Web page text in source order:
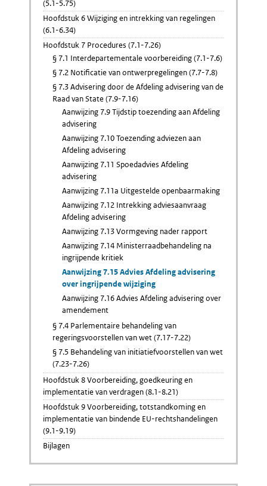
(5.1-5.75)
Hoofdstuk 6 Wijziging en intrekking van regelingen
(6.1-6.34)
Hoofdstuk 7 Procedures (7.1-7.26)
§ 7.1 Interdepartementale voorbereiding (7.1-7.6)
§ 7.2 Notificatie van ontwerpregelingen (7.7-7.8)
§ 7.3 Advisering door de Afdeling advisering van de
Raad van State (7.9-7.16)
Aanwijzing 7.9 Tijdstip toezending aan Afdeling
advisering
Aanwijzing 7.10 Toezending adviezen aan
Afdeling advisering
Aanwijzing 7.11 Spoedadvies Afdeling
advisering
Aanwijzing 7.11a Uitgestelde openbaarmaking
Aanwijzing 7.12 Intrekking adviesaanvraag
Afdeling advisering
Aanwijzing 7.13 Vormgeving nader rapport
Aanwijzing 7.14 Ministerraadbehandeling na
ingrijpende kritiek
Aanwijzing 7.15 Advies Afdeling advisering
over ingrijpende wijziging
Aanwijzing 7.16 Advies Afdeling advisering over
amendement
§ 7.4 Parlementaire behandeling van
regeringsvoorstellen van wet (7.17-7.22)
§ 7.5 Behandeling van initiatiefvoorstellen van wet
(7.23-7.26)
Hoofdstuk 8 Voorbereiding, goedkeuring en
implementatie van verdragen (8.1-8.21)
Hoofdstuk 9 Voorbereiding, totstandkoming en
implementatie van bindende EU-rechtshandelingen
(9.1-9.19)
Bijlagen